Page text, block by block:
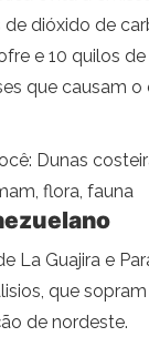
de dióxido de
e 10 quilos
que causam
Dunas
flora, fauna
La Guajira e
que
de nordeste.